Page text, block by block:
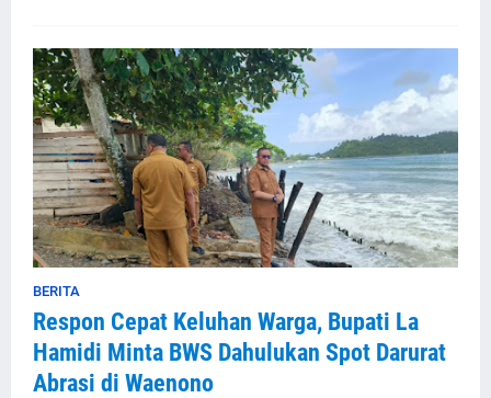
BERITA
Respon Cepat Keluhan Warga, Bupati La
Hamidi Minta BWS Dahulukan Spot Darurat
Abrasi di Waenono